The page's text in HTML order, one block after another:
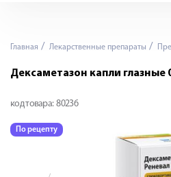
Главная Лекарственные препараты
Дексаметазон капли глазные
код товара: 80236
По рецепту